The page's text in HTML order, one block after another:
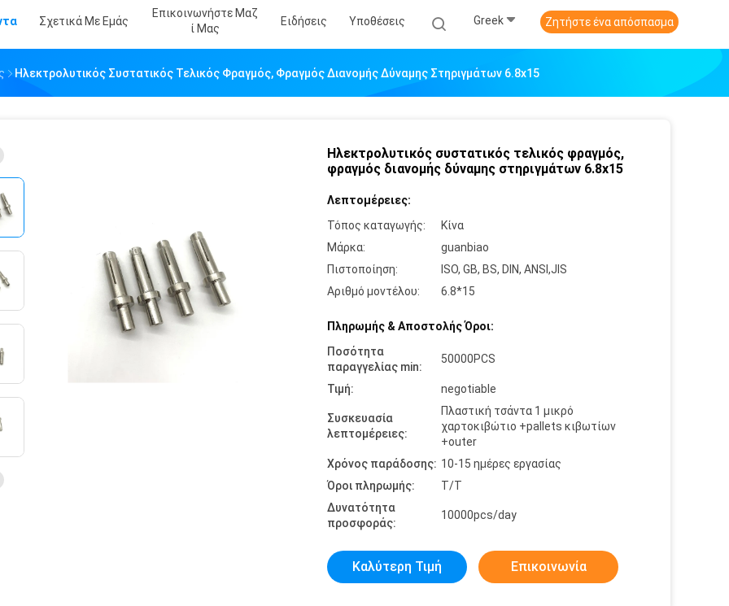
Σχετικά Με Εμάς
Επικοινωνήστε Μαζ
Ί Μας
Ειδήσεις Υποθέσεις Greek Ζητήστε ένα απόσπασμα
Ηλεκτρολυτικός Συστατικός Τελικός Φραγμός, Φραγμός Διανομής Δύναμης Στηριγμάτων 6.8x15
Ηλεκτρολυτικός συστατικός τελικός φραγμός,
φραγμός διανομής δύναμης στηριγμάτων 6.8x15
Λεπτομέρειες:
Τόπος καταγωγής:
Κίνα
Μάρκα:
guanbiao
Πιστοποίηση:
ISO, GB, BS, DIN, ANSI,JIS
Αριθμό μοντέλου:
6.8*15
Πληρωμής & Αποστολής Όροι:
Ποσότητα
παραγγελίας min:
50000PCS
Τιμή: negotiable
Συσκευασία
λεπτομέρειες:
Πλαστική τσάντα 1 μικρό
χαρτοκιβώτιο +pallets κιβωτίων
+outer
Χρόνος παράδοσης: 10-15 ημέρες εργασίας
Όροι πληρωμής:
T/T
Δυνατότητα
προσφοράς:
10000pcs/day
Καλύτερη Τιμή Επικοινωνία